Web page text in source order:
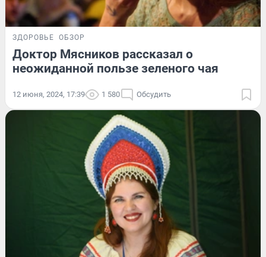
ЗДОРОВЬЕ ОБЗОР
Доктор Мясников рассказал о
неожиданной пользе зеленого чая
12 июня, 2024, 17:39 1 580 Обсудить